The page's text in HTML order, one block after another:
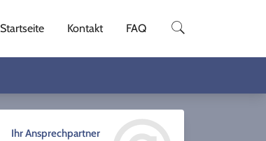
Startseite Kontakt FAQ
Ihr Ansprechpartner